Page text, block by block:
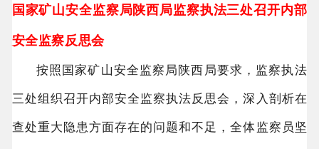
国家矿山安全监察局陕西局监察执法三处召开内部
安全监察反思会
按照国家矿山安全监察局陕西局要求，监察执法
三处组织召开内部安全监察执法反思会，深入剖析在
查处重大隐患方面存在的问题和不足，全体监察员坚